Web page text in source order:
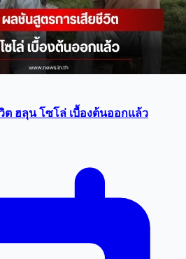
ต ฮลุน โซโล่ เบื้องต้นออกแล้ว